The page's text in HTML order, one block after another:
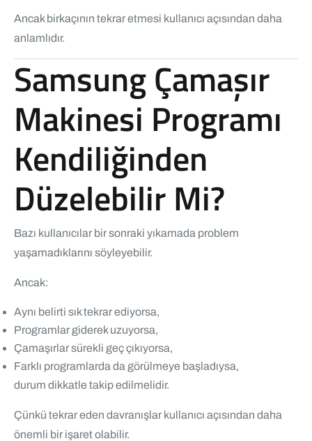
Ancak birkaçının tekrar etmesi kullanıcı açısından daha
anlamlıdır.
Samsung Çamaşır
Makinesi Programı
Kendiliğinden
Düzelebilir Mi?
Bazı kullanıcılar bir sonraki yıkamada problem
yaşamadıklarını söyleyebilir.
Ancak:
Aynı belirti sık tekrar ediyorsa,
Programlar giderek uzuyorsa,
Çamaşırlar sürekli geç çıkıyorsa,
Farklı programlarda da görülmeye başladıysa,
durum dikkatle takip edilmelidir.
Çünkü tekrar eden davranışlar kullanıcı açısından daha
önemli bir işaret olabilir.